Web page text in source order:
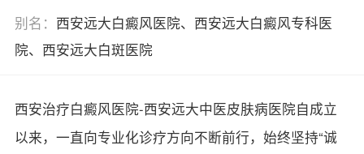
别名： 西安远大白癜风医院、西安远大白癜风专科医
院、西安远大白斑医院
西安治疗白癜风医院-西安远大中医皮肤病医院自成立
以来，一直向专业化诊疗方向不断前行，始终坚持“诚